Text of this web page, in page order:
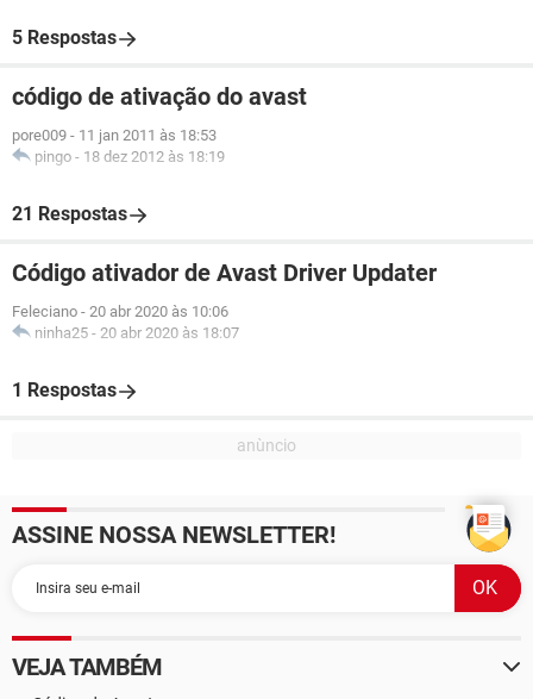
5 Respostas
código de ativação do avast
pore009 - 11 jan 2011 às 18:53
pingo - 18 dez 2012 às 18:19
21 Respostas
Código ativador de Avast Driver Updater
Feleciano - 20 abr 2020 às 10:06
ninha25 - 20 abr 2020 às 18:07
1 Respostas
ASSINE NOSSA NEWSLETTER!
VEJA TAMBÉM